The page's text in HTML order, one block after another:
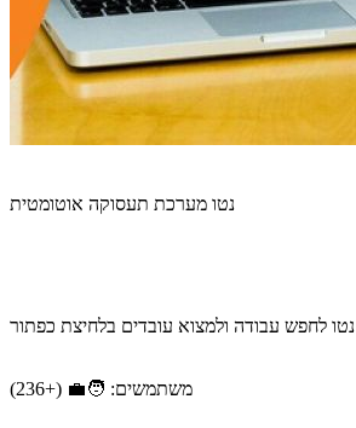
נטו מערכת תעסוקה אוטומטית
נטו לחפש עבודה ולמצוא עובדים בלחיצת כפתור
משתמשים: 🧑‍💼 (+236)